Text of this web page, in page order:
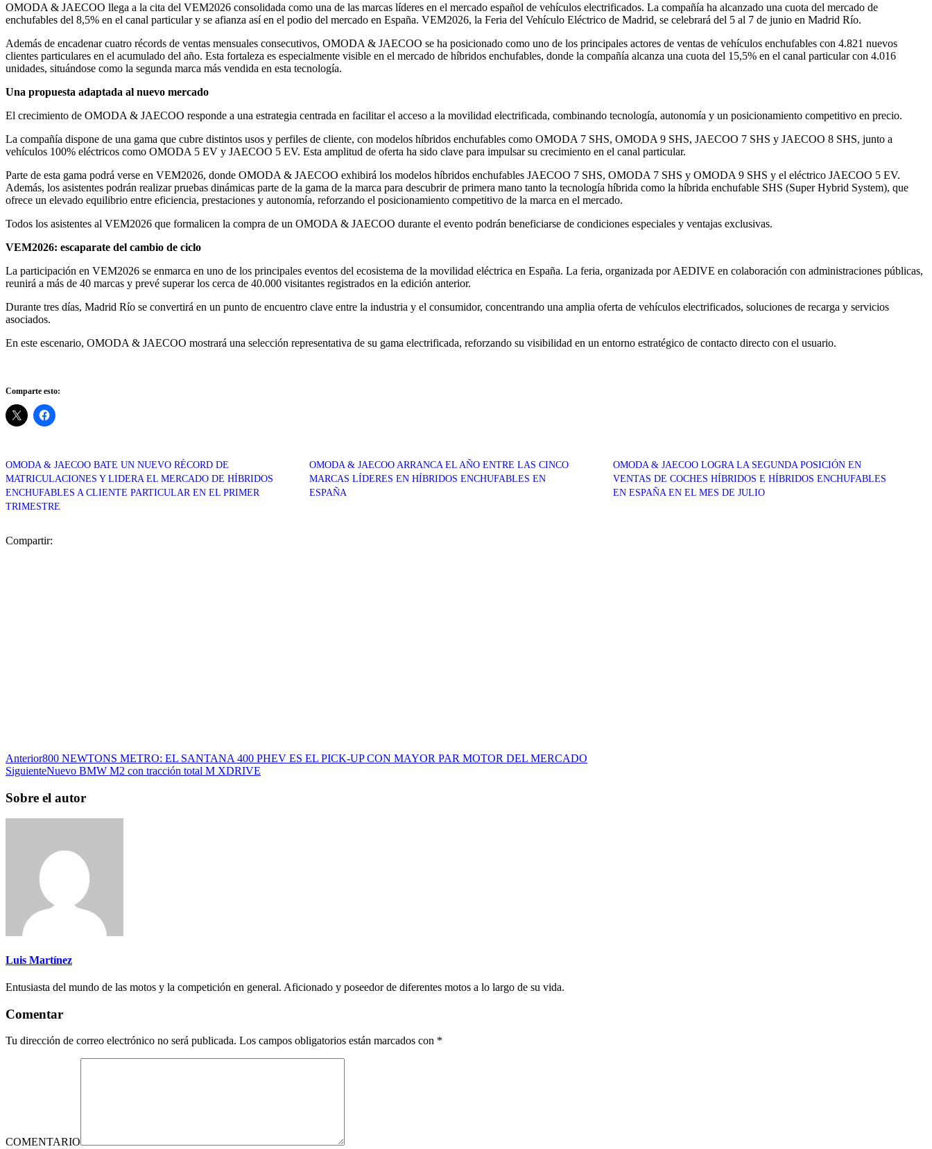
OMODA & JAECOO llega a la cita del VEM2026 consolidada como una de las marcas líderes en el mercado español de vehículos electrificados. La compañía ha alcanzado una cuota del mercado de
enchufables del 8,5% en el canal particular y se afianza así en el podio del mercado en España. VEM2026, la Feria del Vehículo Eléctrico de Madrid, se celebrará del 5 al 7 de junio en Madrid Río.
Además de encadenar cuatro récords de ventas mensuales consecutivos, OMODA & JAECOO se ha posicionado como uno de los principales actores de ventas de vehículos enchufables con 4.821 nuevos
clientes particulares en el acumulado del año. Esta fortaleza es especialmente visible en el mercado de híbridos enchufables, donde la compañía alcanza una cuota del 15,5% en el canal particular con 4.016
unidades, situándose como la segunda marca más vendida en esta tecnología.
Una propuesta adaptada al nuevo mercado
El crecimiento de OMODA & JAECOO responde a una estrategia centrada en facilitar el acceso a la movilidad electrificada, combinando tecnología, autonomía y un posicionamiento competitivo en precio.
La compañía dispone de una gama que cubre distintos usos y perfiles de cliente, con modelos híbridos enchufables como OMODA 7 SHS, OMODA 9 SHS, JAECOO 7 SHS y JAECOO 8 SHS, junto a
vehículos 100% eléctricos como OMODA 5 EV y JAECOO 5 EV. Esta amplitud de oferta ha sido clave para impulsar su crecimiento en el canal particular.
Parte de esta gama podrá verse en VEM2026, donde OMODA & JAECOO exhibirá los modelos híbridos enchufables JAECOO 7 SHS, OMODA 7 SHS y OMODA 9 SHS y el eléctrico JAECOO 5 EV.
Además, los asistentes podrán realizar pruebas dinámicas parte de la gama de la marca para descubrir de primera mano tanto la tecnología híbrida como la híbrida enchufable SHS (Super Hybrid System), que
ofrece un elevado equilibrio entre eficiencia, prestaciones y autonomía, reforzando el posicionamiento competitivo de la marca en el mercado.
Todos los asistentes al VEM2026 que formalicen la compra de un OMODA & JAECOO durante el evento podrán beneficiarse de condiciones especiales y ventajas exclusivas.
VEM2026: escaparate del cambio de ciclo
La participación en VEM2026 se enmarca en uno de los principales eventos del ecosistema de la movilidad eléctrica en España. La feria, organizada por AEDIVE en colaboración con administraciones públicas,
reunirá a más de 40 marcas y prevé superar los cerca de 40.000 visitantes registrados en la edición anterior.
Durante tres días, Madrid Río se convertirá en un punto de encuentro clave entre la industria y el consumidor, concentrando una amplia oferta de vehículos electrificados, soluciones de recarga y servicios
asociados.
En este escenario, OMODA & JAECOO mostrará una selección representativa de su gama electrificada, reforzando su visibilidad en un entorno estratégico de contacto directo con el usuario.
Comparte esto:
OMODA & JAECOO BATE UN NUEVO RÉCORD DE
MATRICULACIONES Y LIDERA EL MERCADO DE HÍBRIDOS
ENCHUFABLES A CLIENTE PARTICULAR EN EL PRIMER
TRIMESTRE
OMODA & JAECOO ARRANCA EL AÑO ENTRE LAS CINCO
MARCAS LÍDERES EN HÍBRIDOS ENCHUFABLES EN
ESPAÑA
OMODA & JAECOO LOGRA LA SEGUNDA POSICIÓN EN
VENTAS DE COCHES HÍBRIDOS E HÍBRIDOS ENCHUFABLES
EN ESPAÑA EN EL MES DE JULIO
Compartir:
Anterior800 NEWTONS METRO: EL SANTANA 400 PHEV ES EL PICK-UP CON MAYOR PAR MOTOR DEL MERCADO
SiguienteNuevo BMW M2 con tracción total M XDRIVE
Sobre el autor
Luis Martínez
Entusiasta del mundo de las motos y la competición en general. Aficionado y poseedor de diferentes motos a lo largo de su vida.
Comentar
Tu dirección de correo electrónico no será publicada. Los campos obligatorios están marcados con *
COMENTARIO